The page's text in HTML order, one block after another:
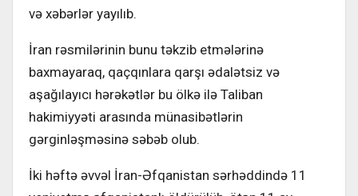
və xəbərlər yayılıb.
İran rəsmilərinin bunu təkzib etmələrinə
baxmayaraq, qaçqınlara qarşı ədalətsiz və
aşağılayıcı hərəkətlər bu ölkə ilə Taliban
hakimiyyəti arasında münasibətlərin
gərginləşməsinə səbəb olub.
İki həftə əvvəl İran-Əfqanistan sərhəddində 11